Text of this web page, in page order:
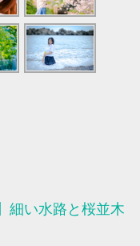
細い水路と桜並木